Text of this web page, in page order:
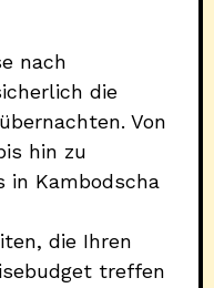
nach
die
Von
hin zu
in Kambodscha
die Ihren
treffen